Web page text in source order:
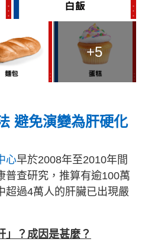
+5
避免演變為肝硬化
心早於2008年至2010年間
普查研究，推算有逾100萬
超過4萬人的肝臟已出現嚴
」？成因是甚麼？